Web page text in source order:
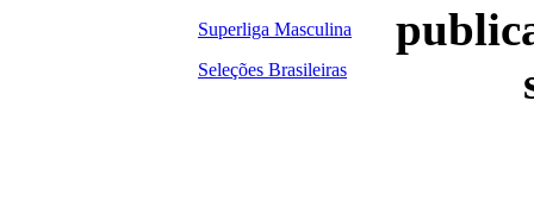
Superliga Masculina
Seleções Brasileiras